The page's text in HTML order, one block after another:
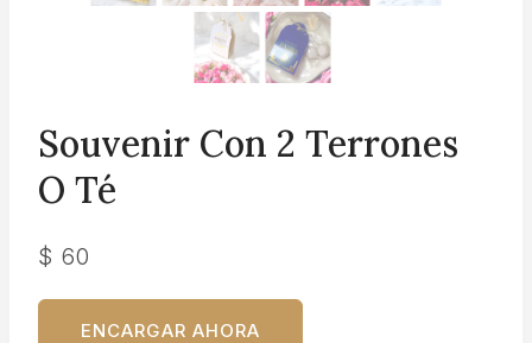
Souvenir Con 2 Terrones
O Té
$ 60
ENCARGAR AHORA